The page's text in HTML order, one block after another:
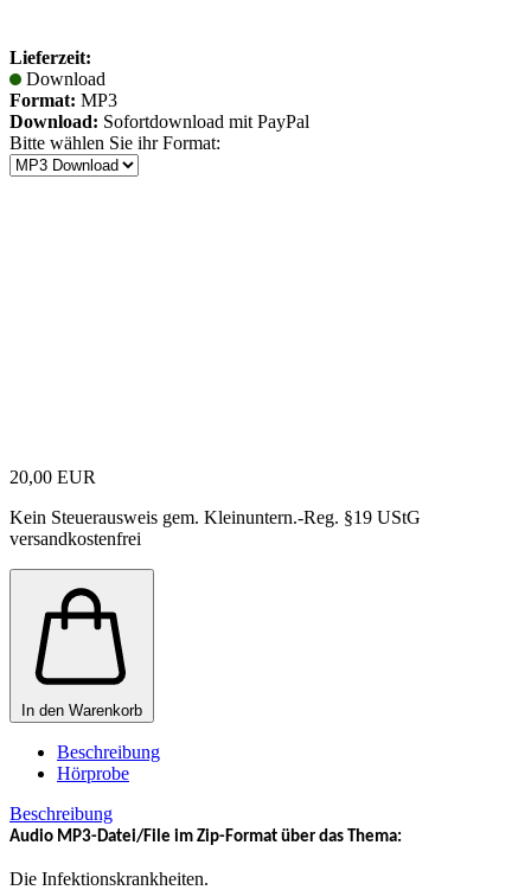
Lieferzeit:
Download
Format: MP3
Download: Sofortdownload mit PayPal
Bitte wählen Sie ihr Format:
20,00 EUR
Kein Steuerausweis gem. Kleinuntern.-Reg. §19 UStG
versandkostenfrei
In den Warenkorb
Beschreibung
Hörprobe
Beschreibung
Audio MP3-Datei/File im Zip-Format über das Thema:
Die Infektionskrankheiten.